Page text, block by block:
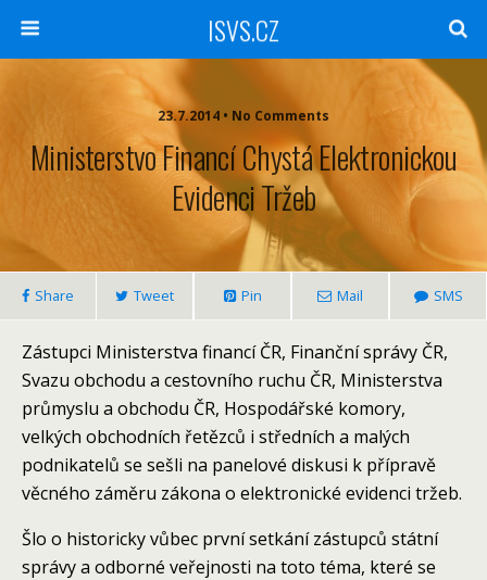
ISVS.CZ
23.7.2014 • No Comments
Ministerstvo Financí Chystá Elektronickou
Evidenci Tržeb
Share Tweet Pin Mail SMS
Zástupci Ministerstva financí ČR, Finanční správy ČR,
Svazu obchodu a cestovního ruchu ČR, Ministerstva
průmyslu a obchodu ČR, Hospodářské komory,
velkých obchodních řetězců i středních a malých
podnikatelů se sešli na panelové diskusi k přípravě
věcného záměru zákona o elektronické evidenci tržeb.
Šlo o historicky vůbec první setkání zástupců státní
správy a odborné veřejnosti na toto téma, které se